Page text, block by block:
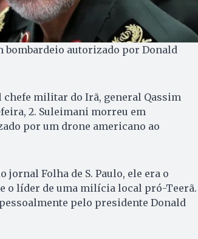
bombardeio autorizado por Donald
militar do Irã, general Qassim
2. Suleimani morreu em
por um drone americano ao
Folha de S. Paulo, ele era o
o líder de uma milícia local pró-Teerã.
pelo presidente Donald